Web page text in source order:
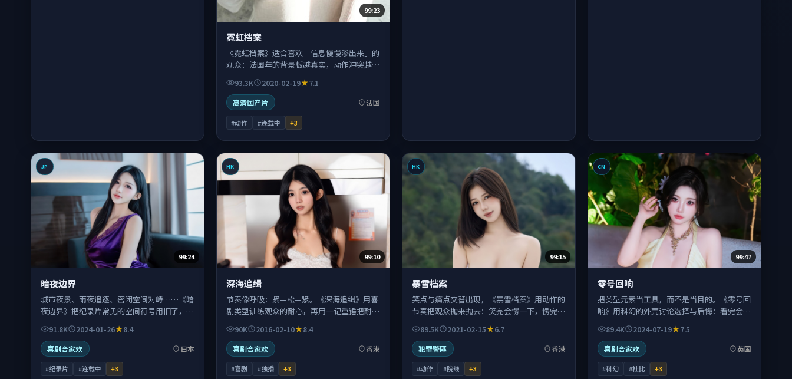
99:23
霓虹档案
《霓虹档案》适合喜欢「信息慢慢渗出来」的
观众：法国年的背景板越真实，动作冲突越像
会从新闻里走出来。
93.3K 2020-02-19
7.1
高清国产片
法国
#动作 #连载中 +3
JP
99:24
暗夜边界
城市夜景、雨夜追逐、密闭空间对峙……《暗
夜边界》把纪录片常见的空间符号用旧了，却
用出了新的情绪层次。
91.8K 2024-01-26
8.4
喜剧合家欢
日本
#纪录片 #连载中 +3
HK
99:10
深海追缉
节奏像呼吸：紧—松—紧。《深海追缉》用喜
剧类型训练观众的耐心，再用一记重锤把耐心
兑换成情绪爆发。
90K 2016-02-10
8.4
喜剧合家欢
香港
#喜剧 #独播 +3
HK
99:15
暴雪档案
笑点与痛点交替出现，《暴雪档案》用动作的
节奏把观众抛来抛去：笑完会愣一下，愣完又
忍不住继续往下看。
89.5K 2021-02-15
6.7
犯罪警匪
香港
#动作 #院线 +3
CN
99:47
零号回响
把类型元素当工具，而不是当目的。《零号回
响》用科幻的外壳讨论选择与后悔：看完会想
给某个人发消息。
89.4K 2024-07-19
7.5
喜剧合家欢
英国
#科幻 #杜比 +3